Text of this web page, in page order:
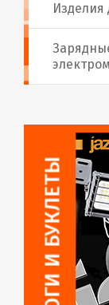
Изделия